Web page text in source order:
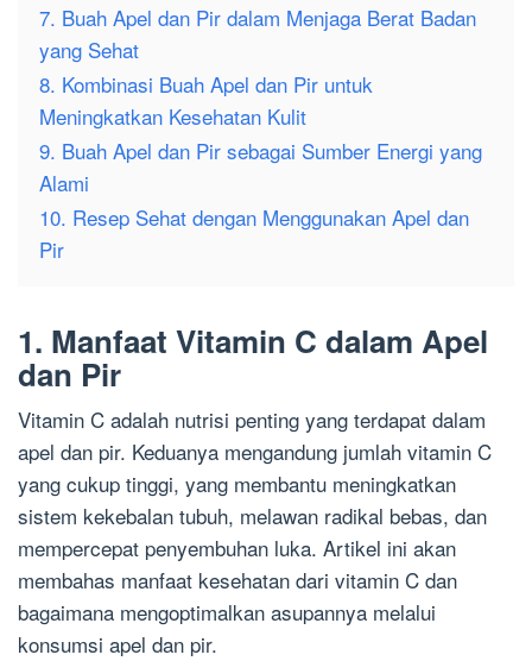
7. Buah Apel dan Pir dalam Menjaga Berat Badan
yang Sehat
8. Kombinasi Buah Apel dan Pir untuk
Meningkatkan Kesehatan Kulit
9. Buah Apel dan Pir sebagai Sumber Energi yang
Alami
10. Resep Sehat dengan Menggunakan Apel dan
Pir
1. Manfaat Vitamin C dalam Apel
dan Pir
Vitamin C adalah nutrisi penting yang terdapat dalam
apel dan pir. Keduanya mengandung jumlah vitamin C
yang cukup tinggi, yang membantu meningkatkan
sistem kekebalan tubuh, melawan radikal bebas, dan
mempercepat penyembuhan luka. Artikel ini akan
membahas manfaat kesehatan dari vitamin C dan
bagaimana mengoptimalkan asupannya melalui
konsumsi apel dan pir.